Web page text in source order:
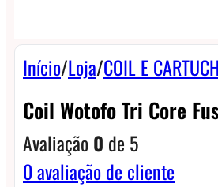
Início/Loja/COIL E
Coil Wotofo Tri Core
Avaliação0 de 5
0avaliação de cliente